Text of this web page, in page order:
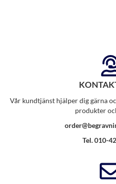
Vår kundtjänst hjälper dig gärna
produkter
Tel. 010-